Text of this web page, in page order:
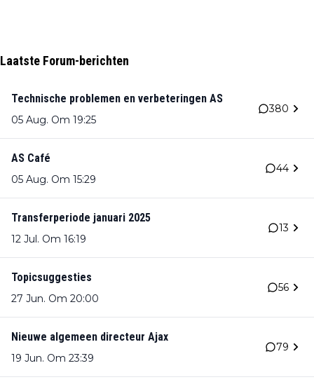
Laatste Forum-berichten
Technische problemen en verbeteringen AS
05 Aug. Om 19:25
380
AS Café
05 Aug. Om 15:29
44
Transferperiode januari 2025
12 Jul. Om 16:19
13
Topicsuggesties
27 Jun. Om 20:00
56
Nieuwe algemeen directeur Ajax
19 Jun. Om 23:39
79